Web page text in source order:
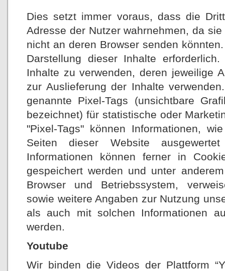
Dies setzt immer voraus, dass die
Adresse der Nutzer wahrnehmen, da
nicht an deren Browser senden
Darstellung dieser Inhalte
Inhalte zu verwenden, deren jeweilige
zur Auslieferung der Inhalte
genannte Pixel-Tags (unsichtbare
bezeichnet) für statistische oder
"Pixel-Tags" können Informationen,
Seiten dieser Website
Informationen können ferner in
gespeichert werden und unter
Browser und Betriebssystem,
sowie weitere Angaben zur Nutzung
als auch mit solchen Informationen
werden.
Youtube
Wir binden die Videos der Plattform